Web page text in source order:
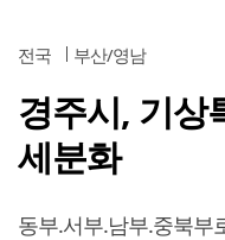
전국 부산/영남
경주시, 기상
세분화
동부.서부.남부.중북부